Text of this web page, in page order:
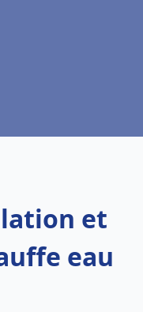
et
eau